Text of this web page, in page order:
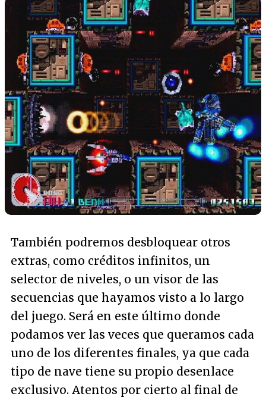
También podremos desbloquear otros
extras, como créditos infinitos, un
selector de niveles, o un visor de las
secuencias que hayamos visto a lo largo
del juego. Será en este último donde
podamos ver las veces que queramos cada
uno de los diferentes finales, ya que cada
tipo de nave tiene su propio desenlace
exclusivo. Atentos por cierto al final de